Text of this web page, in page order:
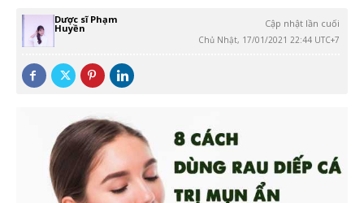
Dược sĩ Phạm
Huyền Cập nhật lần cuối
Chủ Nhật, 17/01/2021 22:44 UTC+7